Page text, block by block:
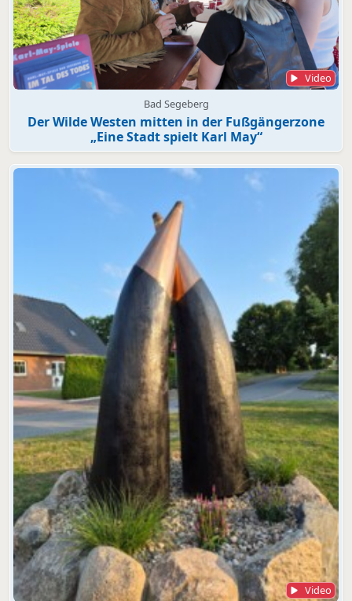
Video
Bad Segeberg
Der Wilde Westen mitten in der Fußgängerzone
„Eine Stadt spielt Karl May“
Video